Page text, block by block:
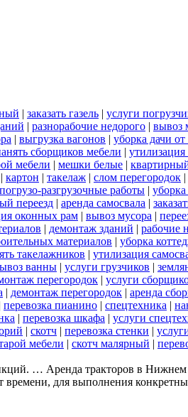
| заказать газель | услуги
| разнорабочие недорого | вывоз
| выгрузка вагонов | уборка дачи
сборщиков мебели |
мебели | мешки белые |
| картон | такелаж | слом перегородок |
погрузо-разгрузочные работы |
переезд | аренда самосвала |
оконных рам | вывоз мусора |
| демонтаж зданий | рабочие
материалов | уборка
такелажников | утилизация
ванны | услуги грузчиков |
перегородок | услуги
| демонтаж перегородок | аренда
перевозка пианино | спецтехника |
| перевозка шкафа | услуги
| скотч | перевозка стенки |
мебели | скотч малярный |
… Аренда тракторов в
времени, для выполнения